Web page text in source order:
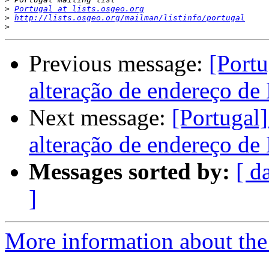
> Portugal at lists.osgeo.org
> http://lists.osgeo.org/mailman/listinfo/portugal
>
Previous message:
alteração de endereço
Next message:
alteração de endereço
Messages sorted by: [
]
More information about